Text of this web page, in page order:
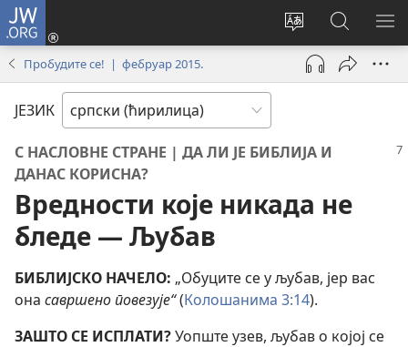
JW.ORG
Промени
језик
сајта
Пријава
(отвара
прозор)
Претрага
сајта
JW.ORG
Пробудите се! | фебруар 2015.
ЈЕЗИК
С НАСЛОВНЕ СТРАНЕ | ДА ЛИ ЈЕ БИБЛИЈА И
ДАНАС КОРИСНА?
Вредности које никада не
бледе — Љубав
БИБЛИЈСКО НАЧЕЛО: „Обуците се у љубав, јер вас
она савршено повезује“(Колошанима 3:14).
ЗАШТО СЕ ИСПЛАТИ?Уопште узев, љубав о којој се